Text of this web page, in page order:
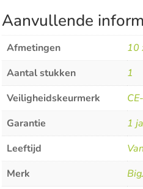
Aanvullende
Afmetingen
10
Aantal stukken
1
Veiligheidskeurmerk
Garantie
1
Leeftijd
Merk